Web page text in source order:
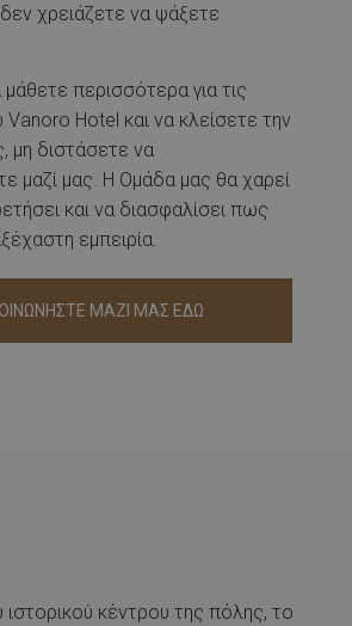
χρειάζετε να ψάξετε
περισσότερα για τις
Vanoro Hotel και να κλείσετε την
μη διστάσετε να
μαζί μας. Η Ομάδα μας θα χαρεί
και να διασφαλίσει πως
εμπειρία.
ΜΑΖΙ ΜΑΣ ΕΔΩ
ιστορικού κέντρου της πόλης, το